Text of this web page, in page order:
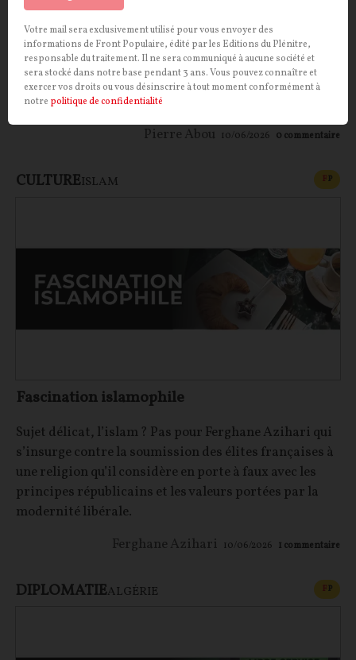
avec un écrivain nationaliste allemand, ancien
officier de la Wehrmacht en poste à l’hôtel Majestic
durant l’Occupation ? Il semblerait bien que oui.
Troublante fascination que celle de François
Mitterrand pour Ernst Jünger…
Pierre Abou 10/06/2026 0 commentaire
CULTUREISLAM FP
Fascination islamophile
Sujet délicat, l’islam ? Pas pour Ferghane Azihari qui
s’insurge contre la soumission des élites françaises à
une religion qu’il considère en porte à faux avec les
principes républicains et les valeurs portées par la
modernité libérale.
Ferghane Azihari 10/06/2026 1 commentaire
DIPLOMATIEALGÉRIE FP
Votre mail sera exclusivement utilisé pour vous envoyer des
informations de Front Populaire, édité par les Editions du Plénitre,
responsable du traitement. Il ne sera communiqué à aucune société et
sera stocké dans notre base pendant 3 ans. Vous pouvez connaître et
exercer vos droits ou vous désinscrire à tout moment conformément à
notre politique de confidentialité